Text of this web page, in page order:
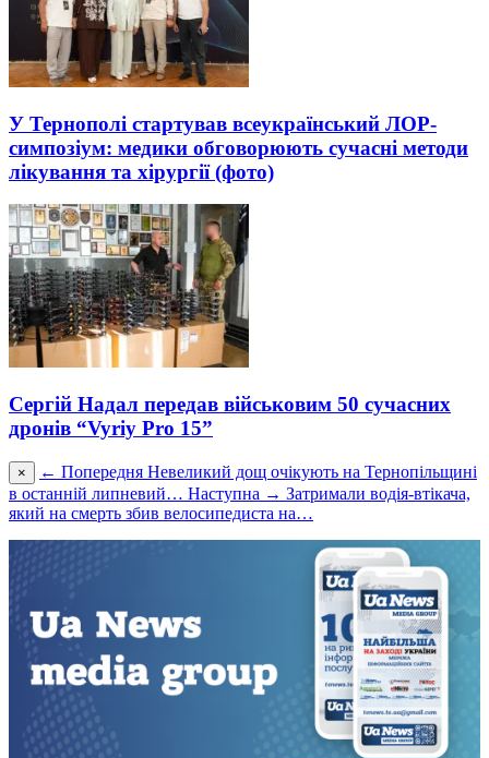
У Тернополі стартував всеукраїнський ЛОР-
симпозіум: медики обговорюють сучасні методи
лікування та хірургії (фото)
Сергій Надал передав військовим 50 сучасних
дронів “Vyriy Pro 15”
× ← Попередня Невеликий дощ очікують на Тернопільщині
в останній липневий… Наступна → Затримали водія-втікача,
який на смерть збив велосипедиста на…